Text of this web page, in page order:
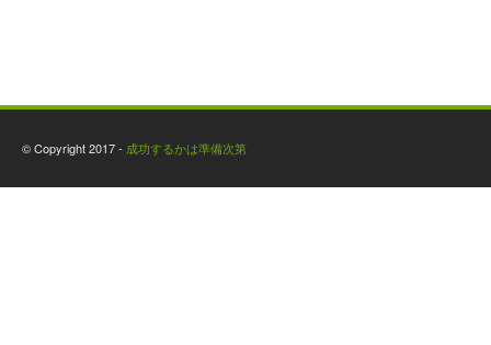
© Copyright 2017 - 成功するかは準備次第